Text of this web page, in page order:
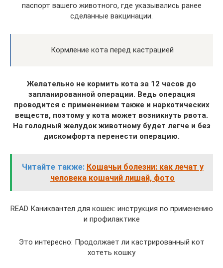
паспорт вашего животного, где указывались ранее
сделанные вакцинации.
Кормление кота перед кастрацией
Желательно не кормить кота за 12 часов до
запланированной операции. Ведь операция
проводится с применением также и наркотических
веществ, поэтому у кота может возникнуть рвота.
На голодный желудок животному будет легче и без
дискомфорта перенести операцию.
Читайте также: Кошачьи болезни: как лечат у
человека кошачий лишай, фото
READ Каниквантел для кошек: инструкция по применению
и профилактике
Это интересно: Продолжает ли кастрированный кот
хотеть кошку